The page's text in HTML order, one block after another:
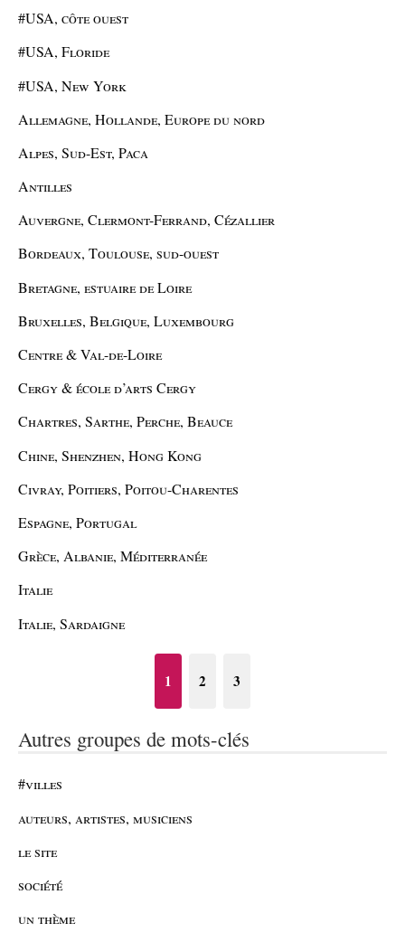
#USA, côte ouest
#USA, Floride
#USA, New York
Allemagne, Hollande, Europe du nord
Alpes, Sud-Est, Paca
Antilles
Auvergne, Clermont-Ferrand, Cézallier
Bordeaux, Toulouse, sud-ouest
Bretagne, estuaire de Loire
Bruxelles, Belgique, Luxembourg
Centre & Val-de-Loire
Cergy & école d’arts Cergy
Chartres, Sarthe, Perche, Beauce
Chine, Shenzhen, Hong Kong
Civray, Poitiers, Poitou-Charentes
Espagne, Portugal
Grèce, Albanie, Méditerranée
Italie
Italie, Sardaigne
1 2 3
Autres groupes de mots-clés
#villes
auteurs, artistes, musiciens
le site
société
un thème